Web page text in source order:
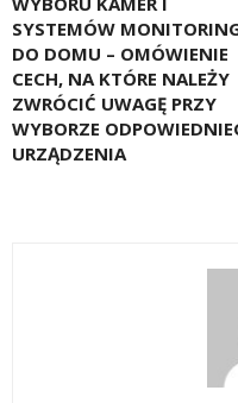
SYSTEMÓW
DO DOMU – OMÓWIENIE
CECH, NA KTÓRE NALEŻY
ZWRÓCIĆ UWAGĘ PRZY
WYBORZE
URZĄDZENIA